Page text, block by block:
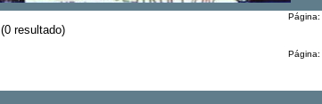
Página:
(0 resultado)
Página: